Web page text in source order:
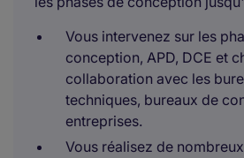
Vous intervenez sur les
conception, APD, DCE et
collaboration avec les
techniques, bureaux de
entreprises.
Vous réalisez de